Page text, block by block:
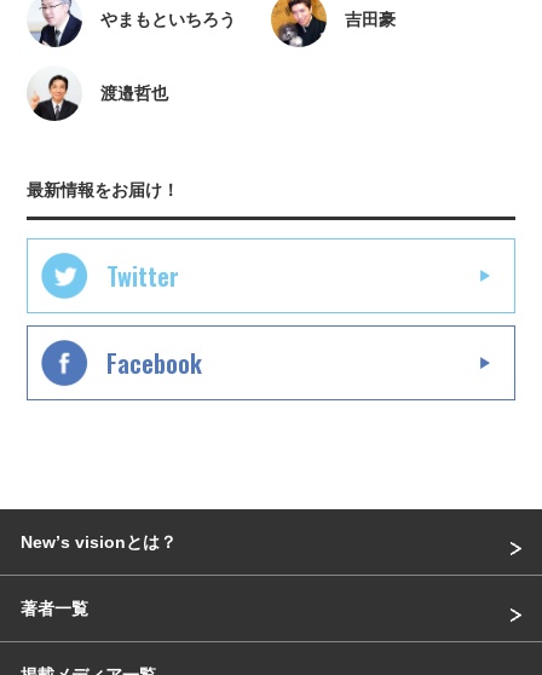
やまもといちろう 吉田豪
渡邉哲也
最新情報をお届け！
Twitter
Facebook
Newʼs visionとは？
著者一覧